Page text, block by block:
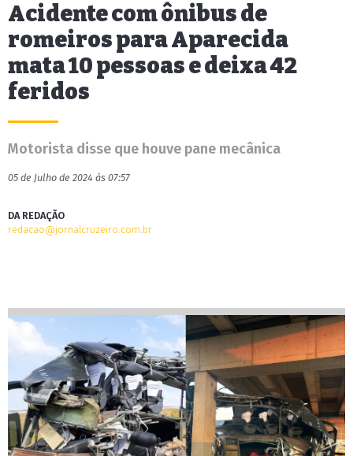
Acidente com ônibus de
romeiros para Aparecida
mata 10 pessoas e deixa 42
feridos
Motorista disse que houve pane mecânica
05 de Julho de 2024 às 07:57
DA REDAÇÃO
redacao@jornalcruzeiro.com.br